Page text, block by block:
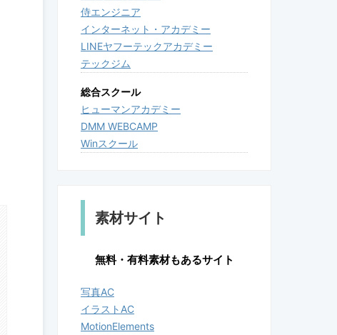
侍エンジニア
インターネット・アカデミー
LINEヤフーテックアカデミー
テックジム
総合スクール
ヒューマンアカデミー
DMM WEBCAMP
Winスクール
素材サイト
無料・有料素材もあるサイト
写真AC
イラストAC
MotionElements